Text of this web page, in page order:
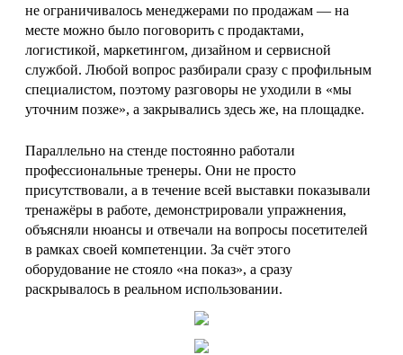
не ограничивалось менеджерами по продажам — на
месте можно было поговорить с продактами,
логистикой, маркетингом, дизайном и сервисной
службой. Любой вопрос разбирали сразу с профильным
специалистом, поэтому разговоры не уходили в «мы
уточним позже», а закрывались здесь же, на площадке.
Параллельно на стенде постоянно работали
профессиональные тренеры. Они не просто
присутствовали, а в течение всей выставки показывали
тренажёры в работе, демонстрировали упражнения,
объясняли нюансы и отвечали на вопросы посетителей
в рамках своей компетенции. За счёт этого
оборудование не стояло «на показ», а сразу
раскрывалось в реальном использовании.